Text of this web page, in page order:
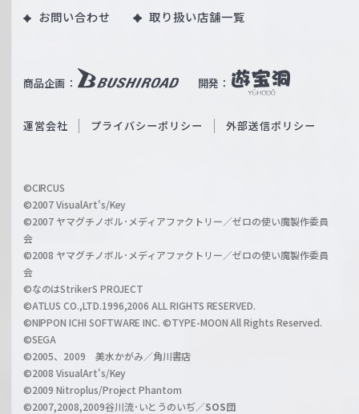
W
ß
c
a
r
z
商品企画： 開発：
u
b
O
i
l
h
a
n
l
お問い合わせ 取り扱い店舗一覧
運営会社 プライバシーポリシー 外部送信ポリシー
©CIRCUS
©2007 VisualArt's/Key
©2007 ヤマグチノボル･メディアファクトリー／ゼロの使い魔製作委員
会
©2008 ヤマグチノボル･メディアファクトリー／ゼロの使い魔製作委員
会
©なのはStrikerS PROJECT
©ATLUS CO.,LTD.1996,2006 ALL RIGHTS RESERVED.
©NIPPON ICHI SOFTWARE INC. ©TYPE-MOON All Rights Reserved.
©SEGA
©2005、2009 美水かがみ／角川書店
©2008 VisualArt's/Key
©2009 Nitroplus/Project Phantom
©2007,2008,2009谷川流･いとうのいぢ／SOS団